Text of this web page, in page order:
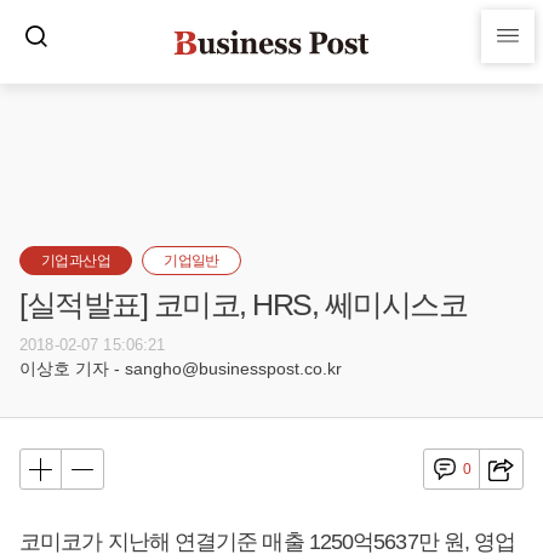
기업과산업 기업일반
[실적발표] 코미코, HRS, 쎄미시스코
2018-02-07 15:06:21
이상호 기자 - sangho@businesspost.co.kr
0
코미코가 지난해 연결기준 매출 1250억5637만 원, 영업